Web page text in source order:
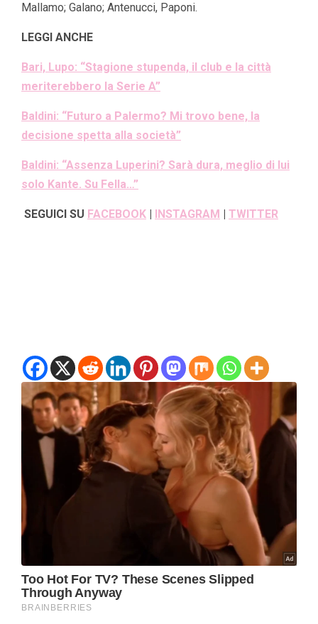
Mallamo; Galano; Antenucci, Paponi.
LEGGI ANCHE
Bari, Lupo: “Stagione stupenda, il club e la città
meriterebbero la Serie A”
Baldini: “Futuro a Palermo? Mi trovo bene, la
decisione spetta alla società”
Baldini: “Assenza Luperini? Sarà dura, meglio di lui
solo Kante. Su Fella…”
SEGUICI SU FACEBOOK INSTAGRAM TWITTER